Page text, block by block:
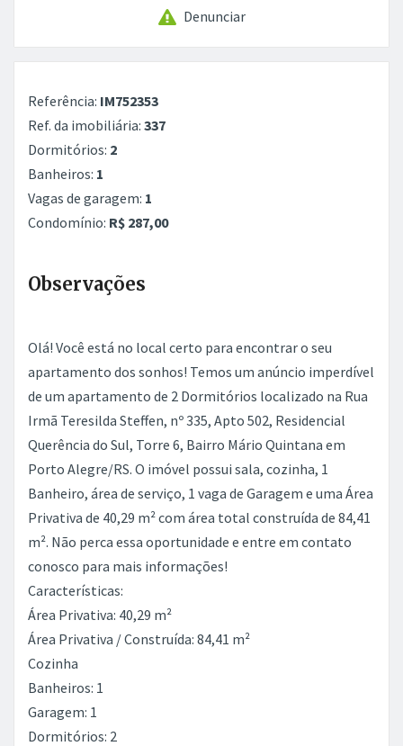
Denunciar
Referência: IM752353
Ref. da imobiliária: 337
Dormitórios: 2
Banheiros: 1
Vagas de garagem: 1
Condomínio: R$ 287,00
Observações
Olá! Você está no local certo para encontrar o seu
apartamento dos sonhos! Temos um anúncio imperdível
de um apartamento de 2 Dormitórios localizado na Rua
Irmã Teresilda Steffen, nº 335, Apto 502, Residencial
Querência do Sul, Torre 6, Bairro Mário Quintana em
Porto Alegre/RS. O imóvel possui sala, cozinha, 1
Banheiro, área de serviço, 1 vaga de Garagem e uma Área
Privativa de 40,29 m² com área total construída de 84,41
m². Não perca essa oportunidade e entre em contato
conosco para mais informações!
Características:
Área Privativa: 40,29 m²
Área Privativa / Construída: 84,41 m²
Cozinha
Banheiros: 1
Garagem: 1
Dormitórios: 2